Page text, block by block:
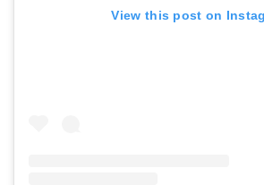
View this post on